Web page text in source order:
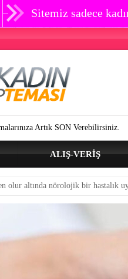
Sitemiz sadece
SON Verebilirsiniz. Göz
ALIŞ-VERIŞ
olur altında nörolojik bir hastalık